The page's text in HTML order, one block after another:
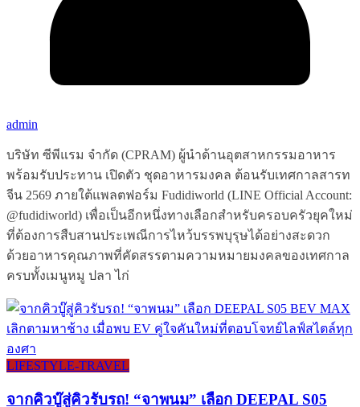
admin
บริษัท ซีพีแรม จำกัด (CPRAM) ผู้นำด้านอุตสาหกรรมอาหาร
พร้อมรับประทาน เปิดตัว ชุดอาหารมงคล ต้อนรับเทศกาลสารท
จีน 2569 ภายใต้แพลตฟอร์ม Fudidiworld (LINE Official Account:
@fudidiworld) เพื่อเป็นอีกหนึ่งทางเลือกสำหรับครอบครัวยุคใหม่
ที่ต้องการสืบสานประเพณีการไหว้บรรพบุรุษได้อย่างสะดวก
ด้วยอาหารคุณภาพที่คัดสรรตามความหมายมงคลของเทศกาล
ครบทั้งเมนูหมู ปลา ไก่
LIFESTYLE​-TRAVEL​
จากคิวบู๊สู่คิวรับรถ! “จาพนม” เลือก DEEPAL S05